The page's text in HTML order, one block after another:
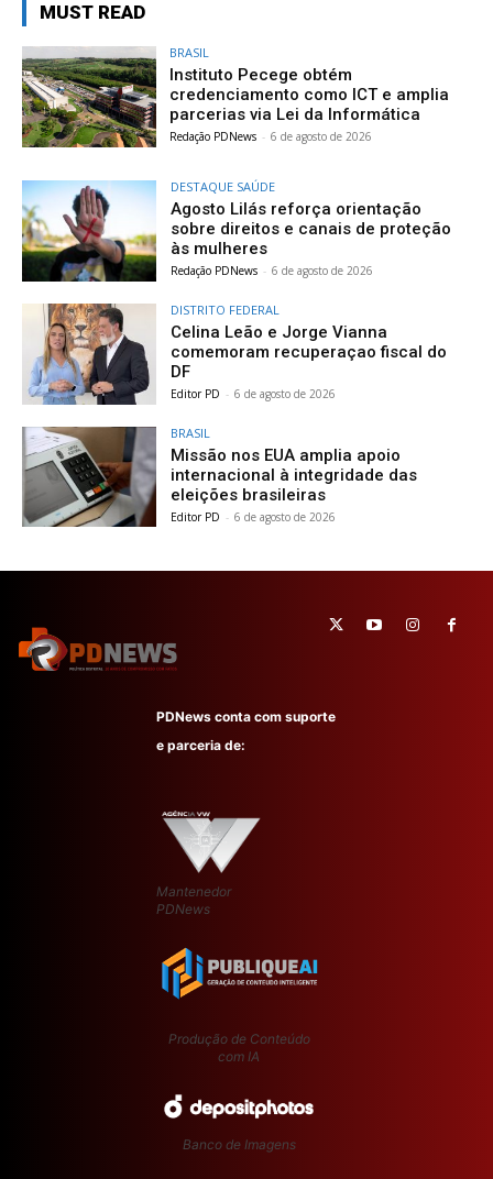
MUST READ
BRASIL
Instituto Pecege obtém
credenciamento como ICT e amplia
parcerias via Lei da Informática
Redação PDNews - 6 de agosto de 2026
DESTAQUE SAÚDE
Agosto Lilás reforça orientação
sobre direitos e canais de proteção
às mulheres
Redação PDNews - 6 de agosto de 2026
DISTRITO FEDERAL
Celina Leão e Jorge Vianna
comemoram recuperaçao fiscal do
DF
Editor PD - 6 de agosto de 2026
BRASIL
Missão nos EUA amplia apoio
internacional à integridade das
eleições brasileiras
Editor PD - 6 de agosto de 2026
PDNews conta com suporte
e parceria de:
Mantenedor
PDNews
Produção de Conteúdo
com IA
Banco de Imagens